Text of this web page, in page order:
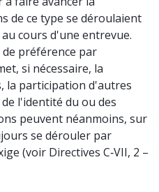
de ce type se déroulaient
cours d'une entrevue.
préférence par
si nécessaire, la
la participation d'autres
l'identité du ou des
peuvent néanmoins, sur
se dérouler par
(voir Directives C‑VII, 2 –